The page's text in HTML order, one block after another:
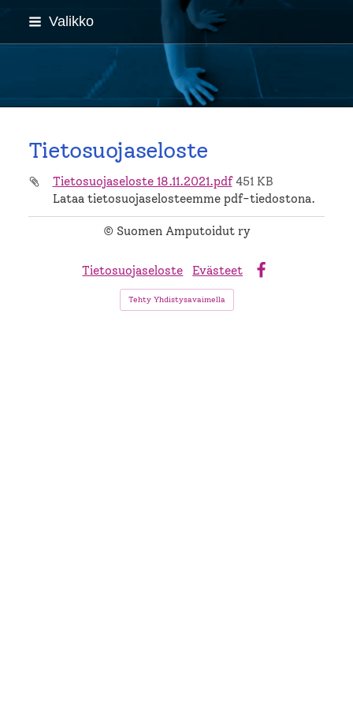
Siirry
Valikko
Sivuston etusivulle
Tietosuojaseloste
Tietosuojaseloste 18.11.2021.pdf 451 KB
Lataa tietosuojaselosteemme pdf-tiedostona.
© Suomen Amputoidut ry
Tietosuojaseloste
Evästeet
Tehty Yhdistysavaimella